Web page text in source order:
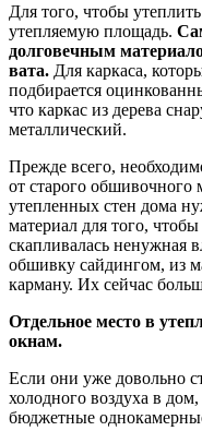
Для того, чтобы
утепляемую площадь.
долговечным
вата. Для каркаса,
подбирается
что каркас из дерева
металлический.
Прежде всего,
от старого обшивочного
утепленных стен дома
материал для того,
скапливалась ненужная
обшивку сайдингом, из
карману. Их сейчас
Отдельное место в
окнам.
Если они уже довольно
холодного воздуха в
бюджетные